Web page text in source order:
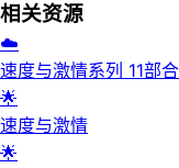
相关资源
☁️
速度与激情系列 11部
视界&杜比全景声】【
生英语&导评中字】 内
🌟
速度与激情
🌟